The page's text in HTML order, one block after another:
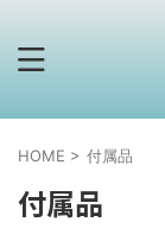
HOME > 付属品
付属品